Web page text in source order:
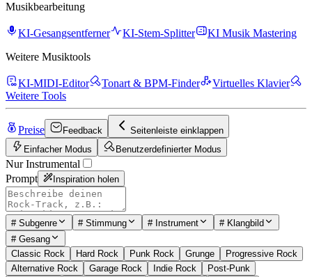
Musikbearbeitung
KI-Gesangsentferner KI-Stem-Splitter
KI Musik Mastering
Weitere Musiktools
KI-MIDI-Editor Tonart & BPM-Finder
Virtuelles Klavier
Weitere Tools
Preise Feedback
Seitenleiste einklappen
Einfacher Modus
Benutzerdefinierter Modus
Nur Instrumental
Prompt
Inspiration holen
# Subgenre # Stimmung # Instrument # Klangbild
# Gesang
Classic Rock
Hard Rock Punk Rock Grunge
Progressive Rock
Alternative Rock
Garage Rock Indie Rock
Post-Punk